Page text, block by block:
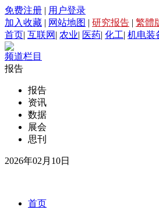
免费注册 | 用户登录
加入收藏 | 网站地图 | 研究报告 | 繁體
首页| 互联网 | 农业| 医药| 化工| 机电装
频道栏目
报告
报告
资讯
数据
展会
思刊
2026年02月10日
首页